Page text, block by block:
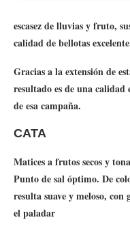
escasez de lluvias y fruto,
calidad de bellotas
Gracias a la extensión de
resultado es de una
de esa campaña.
CATA
Matices a frutos secos y
Punto de sal óptimo. De
resulta suave y meloso,
el paladar